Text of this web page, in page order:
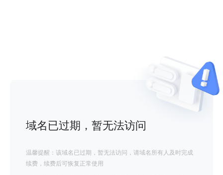
域名已过期，暂无法访问
温馨提醒：该域名已过期，暂无法访问，请域名所有人及时完成
续费，续费后可恢复正常使用